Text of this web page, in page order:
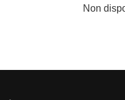
Non